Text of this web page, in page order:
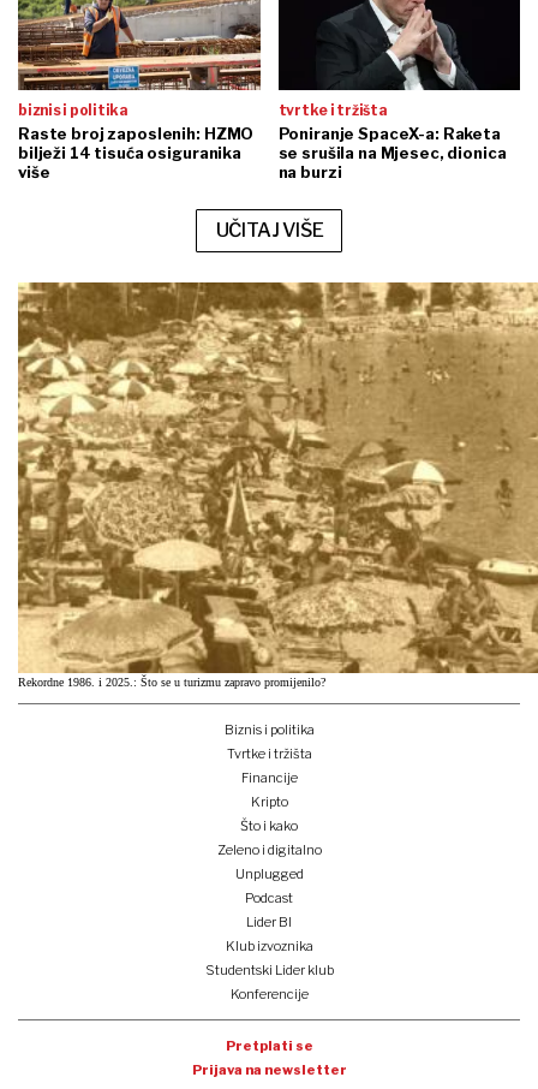
biznis i politika
Raste broj zaposlenih: HZMO
bilježi 14 tisuća osiguranika
više
tvrtke i tržišta
Poniranje SpaceX-a: Raketa
se srušila na Mjesec, dionica
na burzi
UČITAJ VIŠE
Rekordne 1986. i 2025.: Što se u turizmu zapravo promijenilo?
Biznis i politika
Tvrtke i tržišta
Financije
Kripto
Što i kako
Zeleno i digitalno
Unplugged
Podcast
Lider BI
Klub izvoznika
Studentski Lider klub
Konferencije
Pretplati se
Prijava na newsletter